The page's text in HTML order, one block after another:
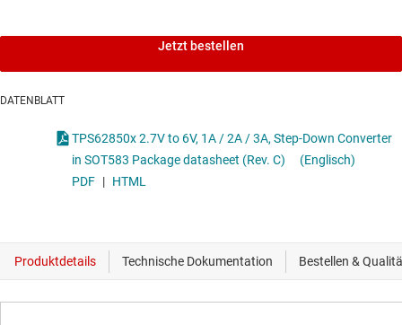
Jetzt bestellen
DATENBLATT
TPS62850x 2.7V to 6V, 1A / 2A / 3A, Step-Down Converter
in SOT583 Package datasheet (Rev. C)
(Englisch)
PDF | HTML